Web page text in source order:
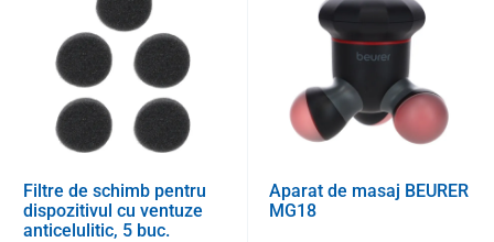
Filtre de schimb pentru
dispozitivul cu ventuze
anticelulitic, 5 buc.
Aparat de masaj BEURER
MG18